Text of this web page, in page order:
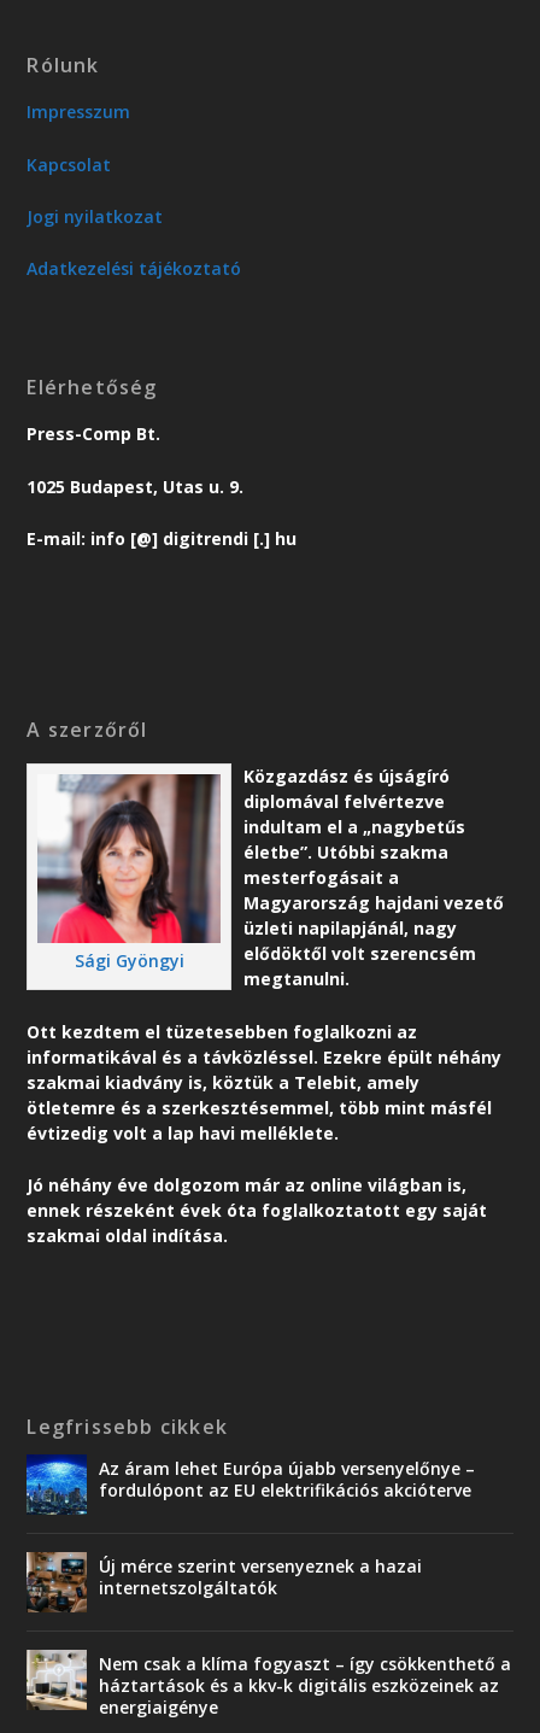
Rólunk
Impresszum
Kapcsolat
Jogi nyilatkozat
Adatkezelési tájékoztató
Elérhetőség
Press-Comp Bt.
1025 Budapest, Utas u. 9.
E-mail: info [@] digitrendi [.] hu
A szerzőről
Sági Gyöngyi
Közgazdász és újságíró
diplomával felvértezve
indultam el a „nagybetűs
életbe”. Utóbbi szakma
mesterfogásait a
Magyarország hajdani vezető
üzleti napilapjánál, nagy
elődöktől volt szerencsém
megtanulni.
Ott kezdtem el tüzetesebben foglalkozni az
informatikával és a távközléssel. Ezekre épült néhány
szakmai kiadvány is, köztük a Telebit, amely
ötletemre és a szerkesztésemmel, több mint másfél
évtizedig volt a lap havi melléklete.
Jó néhány éve dolgozom már az online világban is,
ennek részeként évek óta foglalkoztatott egy saját
szakmai oldal indítása.
Legfrissebb cikkek
Az áram lehet Európa újabb versenyelőnye –
fordulópont az EU elektrifikációs akcióterve
Új mérce szerint versenyeznek a hazai
internetszolgáltatók
Nem csak a klíma fogyaszt – így csökkenthető a
háztartások és a kkv-k digitális eszközeinek az
energiaigénye